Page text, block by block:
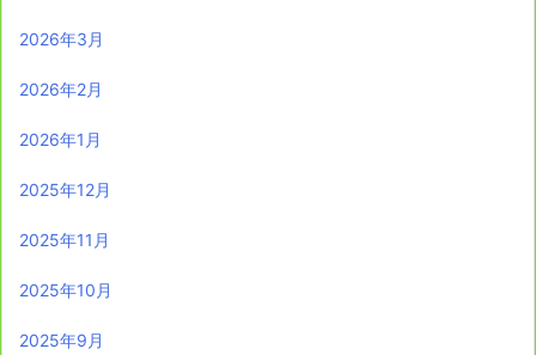
2026年3月
2026年2月
2026年1月
2025年12月
2025年11月
2025年10月
2025年9月